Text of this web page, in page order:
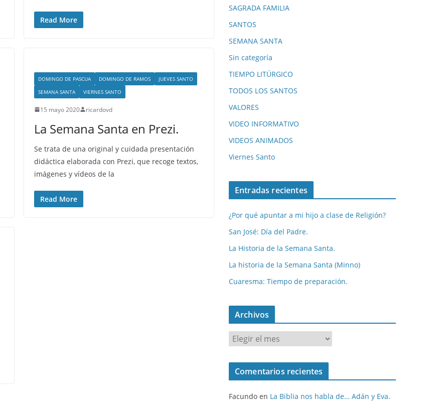
Read More
DOMINGO DE PASCUA DOMINGO DE RAMOS
JUEVES SANTO
SEMANA SANTA
VIERNES SANTO
15 mayo 2020 ricardovd
La Semana Santa en Prezi.
Se trata de una original y cuidada presentación
didáctica elaborada con Prezi, que recoge textos,
imágenes y vídeos de la
Read More
SAGRADA FAMILIA
SANTOS
SEMANA SANTA
Sin categoría
TIEMPO LITÚRGICO
TODOS LOS SANTOS
VALORES
VIDEO INFORMATIVO
VIDEOS ANIMADOS
Viernes Santo
Entradas recientes
¿Por qué apuntar a mi hijo a clase de Religión?
San José: Día del Padre.
La Historia de la Semana Santa.
La historia de la Semana Santa (Minno)
Cuaresma: Tiempo de preparación.
Archivos
c
v
Comentarios recientes
Facundo en La Biblia nos habla de… Adán y Eva.